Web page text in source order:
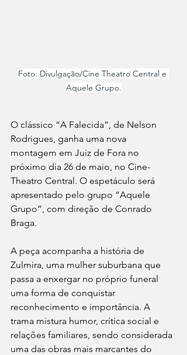
Foto: Divulgação/Cine Theatro Central e
Aquele Grupo.
O clássico “A Falecida”, de Nelson
Rodrigues, ganha uma nova
montagem em Juiz de Fora no
próximo dia 26 de maio, no Cine-
Theatro Central. O espetáculo será
apresentado pelo grupo “Aquele
Grupo”, com direção de Conrado
Braga.
A peça acompanha a história de
Zulmira, uma mulher suburbana que
passa a enxergar no próprio funeral
uma forma de conquistar
reconhecimento e importância. A
trama mistura humor, crítica social e
relações familiares, sendo considerada
uma das obras mais marcantes do